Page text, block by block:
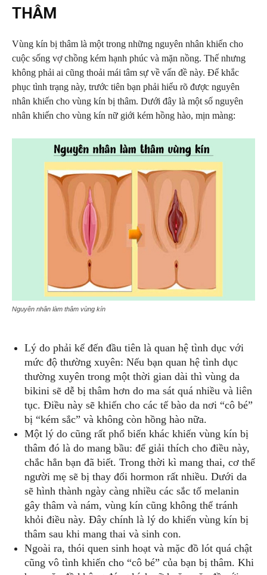
THÂM
Vùng kín bị thâm là một trong những nguyên nhân khiến cho
cuộc sống vợ chồng kém hạnh phúc và mặn nồng. Thế nhưng
không phải ai cũng thoải mái tâm sự về vấn đề này. Để khắc
phục tình trạng này, trước tiên bạn phải hiểu rõ được nguyên
nhân khiến cho vùng kín bị thâm. Dưới đây là một số nguyên
nhân khiến cho vùng kín nữ giới kém hồng hào, mịn màng:
Nguyên nhân làm thâm vùng kín
Lý do phải kể đến đầu tiên là quan hệ tình dục với
mức độ thường xuyên: Nếu bạn quan hệ tình dục
thường xuyên trong một thời gian dài thì vùng da
bikini sẽ dễ bị thâm hơn do ma sát quá nhiều và liên
tục. Điều này sẽ khiến cho các tế bào da nơi “cô bé”
bị “kém sắc” và không còn hồng hào nữa.
Một lý do cũng rất phổ biến khác khiến vùng kín bị
thâm đó là do mang bầu: để giải thích cho điều này,
chắc hẳn bạn đã biết. Trong thời kì mang thai, cơ thể
người mẹ sẽ bị thay đổi hormon rất nhiều. Dưới da
sẽ hình thành ngày càng nhiều các sắc tố melanin
gây thâm và nám, vùng kín cũng không thể tránh
khỏi điều này. Đây chính là lý do khiến vùng kín bị
thâm sau khi mang thai và sinh con.
Ngoài ra, thói quen sinh hoạt và mặc đồ lót quá chật
cũng vô tình khiến cho “cô bé” của bạn bị thâm. Khi